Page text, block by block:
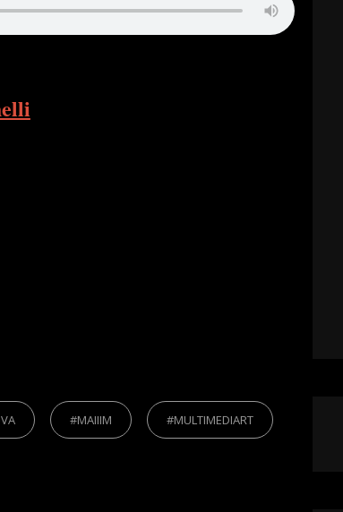
#MAIIIM #MULTIMEDIART